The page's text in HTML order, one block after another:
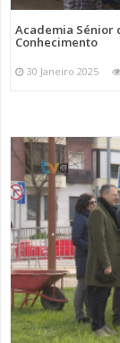
Academia Sénior
Conhecimento
30 Janeiro 2025